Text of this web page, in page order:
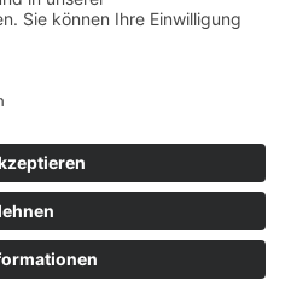
de confidentialité
de vente
commerciaux
GmbH ≡ Webdesign &